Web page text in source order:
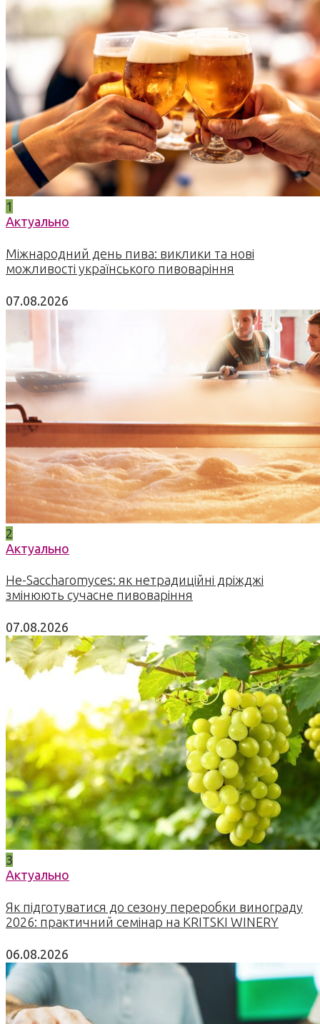
1
Актуально
Міжнародний день пива: виклики та нові
можливості українського пивоваріння
07.08.2026
2
Актуально
Не-Saccharomyces: як нетрадиційні дріжджі
змінюють сучасне пивоваріння
07.08.2026
3
Актуально
Як підготуватися до сезону переробки винограду
2026: практичний семінар на KRITSKI WINERY
06.08.2026